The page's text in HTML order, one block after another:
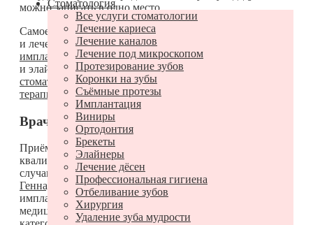
Стоматология
Все услуги стоматологии
Лечение кариеса
Лечение каналов
Лечение под микроскопом
Протезирование зубов
Коронки на зубы
Съёмные протезы
Имплантация
Виниры
Ортодонтия
Брекеты
Элайнеры
Лечение дёсен
Профессиональная гигиена
Отбеливание зубов
Хирургия
Удаление зуба мудрости
можно записать в одно место.
Самое большое отделение —
и лечение кариеса,хирургия
имплантацияи протезирование,ортодонтия
и элайнерами,винирыи отдельный приём
стоматолога. Рядом работают
терапия
остеопатия,косметология
Врачи клиники
Приём ведут врачи с большим стажем и
квалификационными категориями — на сложные
случаи в клинике есть к кому обратиться.
Геннадьевич Журенко— стоматолог-хирург и
имплантолог, челюстно-лицевой хирург, кандидат
медицинских наук, высшая квалификационная